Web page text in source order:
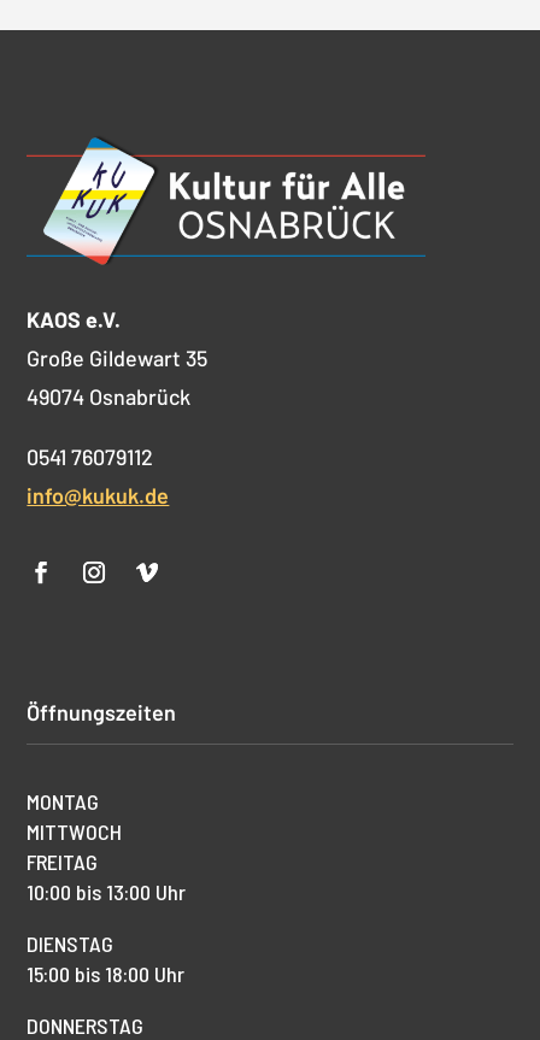
KAOS e.V.
Große Gildewart 35
49074 Osnabrück
0541 76079112
info@kukuk.de
Öffnungszeiten
MONTAG
MITTWOCH
FREITAG
10:00 bis 13:00 Uhr
DIENSTAG
15:00 bis 18:00 Uhr
DONNERSTAG